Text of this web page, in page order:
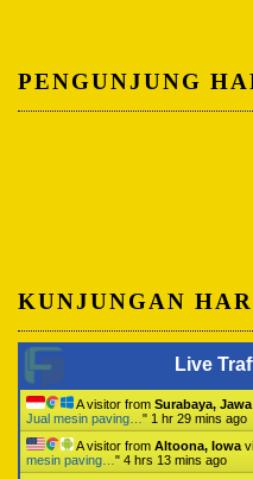
PENGUNJUNG
KUNJUNGAN
Live
A visitor from Surabaya,
Jual mesin paving… " 1 hr 29 mins ago
A visitor from Altoona, Iowa
mesin paving… " 4 hrs 13 mins ago